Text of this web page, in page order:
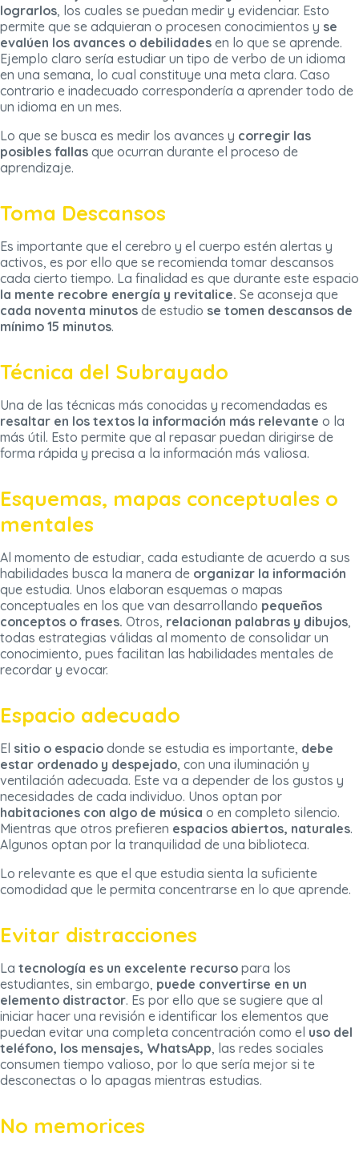
lograrlos, los cuales se puedan medir y evidenciar. Esto
permite que se adquieran o procesen conocimientos y se
evalúen los avances o debilidades en lo que se aprende.
Ejemplo claro sería estudiar un tipo de verbo de un idioma
en una semana, lo cual constituye una meta clara. Caso
contrario e inadecuado correspondería a aprender todo de
un idioma en un mes.
Lo que se busca es medir los avances y corregir las
posibles fallas que ocurran durante el proceso de
aprendizaje.
Toma Descansos
Es importante que el cerebro y el cuerpo estén alertas y
activos, es por ello que se recomienda tomar descansos
cada cierto tiempo. La finalidad es que durante este espacio
la mente recobre energía y revitalice. Se aconseja que
cada noventa minutos de estudio se tomen descansos de
mínimo 15 minutos.
Técnica del Subrayado
Una de las técnicas más conocidas y recomendadas es
resaltar en los textos la información más relevante o la
más útil. Esto permite que al repasar puedan dirigirse de
forma rápida y precisa a la información más valiosa.
Esquemas, mapas conceptuales o
mentales
Al momento de estudiar, cada estudiante de acuerdo a sus
habilidades busca la manera de organizar la información
que estudia. Unos elaboran esquemas o mapas
conceptuales en los que van desarrollando pequeños
conceptos o frases. Otros, relacionan palabras y dibujos,
todas estrategias válidas al momento de consolidar un
conocimiento, pues facilitan las habilidades mentales de
recordar y evocar.
Espacio adecuado
El sitio o espacio donde se estudia es importante, debe
estar ordenado y despejado, con una iluminación y
ventilación adecuada. Este va a depender de los gustos y
necesidades de cada individuo. Unos optan por
habitaciones con algo de música o en completo silencio.
Mientras que otros prefieren espacios abiertos, naturales.
Algunos optan por la tranquilidad de una biblioteca.
Lo relevante es que el que estudia sienta la suficiente
comodidad que le permita concentrarse en lo que aprende.
Evitar distracciones
La tecnología es un excelente recurso para los
estudiantes, sin embargo, puede convertirse en un
elemento distractor. Es por ello que se sugiere que al
iniciar hacer una revisión e identificar los elementos que
puedan evitar una completa concentración como el uso del
teléfono, los mensajes, WhatsApp, las redes sociales
consumen tiempo valioso, por lo que sería mejor si te
desconectas o lo apagas mientras estudias.
No memorices